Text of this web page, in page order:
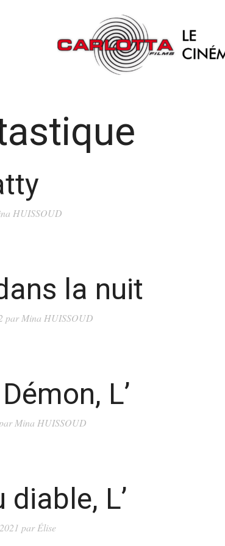
HUISSOUD
la nuit
par Mina HUISSOUD
L’
par Mina HUISSOUD
diable, L’
par Élise